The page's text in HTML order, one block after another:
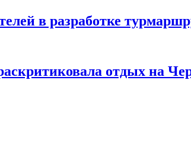
в разработке
отдых на